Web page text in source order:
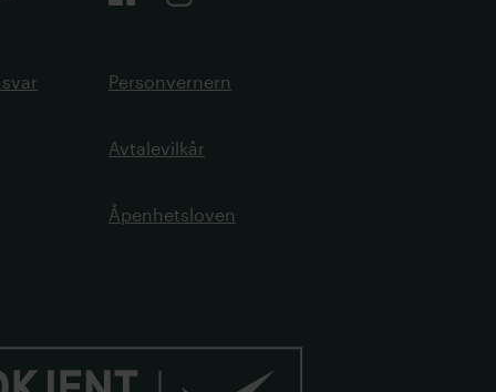
Personvernern
Avtalevilkår
Åpenhetsloven